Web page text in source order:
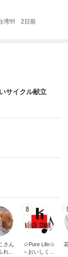
湾!!!! 2日前
サイクル献立
さん
れた
8
☆Pure Life☆
～おいしく、